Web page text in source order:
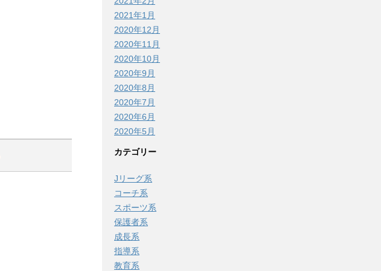
2021年1月
2020年12月
2020年11月
2020年10月
2020年9月
2020年8月
2020年7月
2020年6月
2020年5月
カテゴリー
Jリーグ系
コーチ系
スポーツ系
保護者系
成長系
指導系
教育系